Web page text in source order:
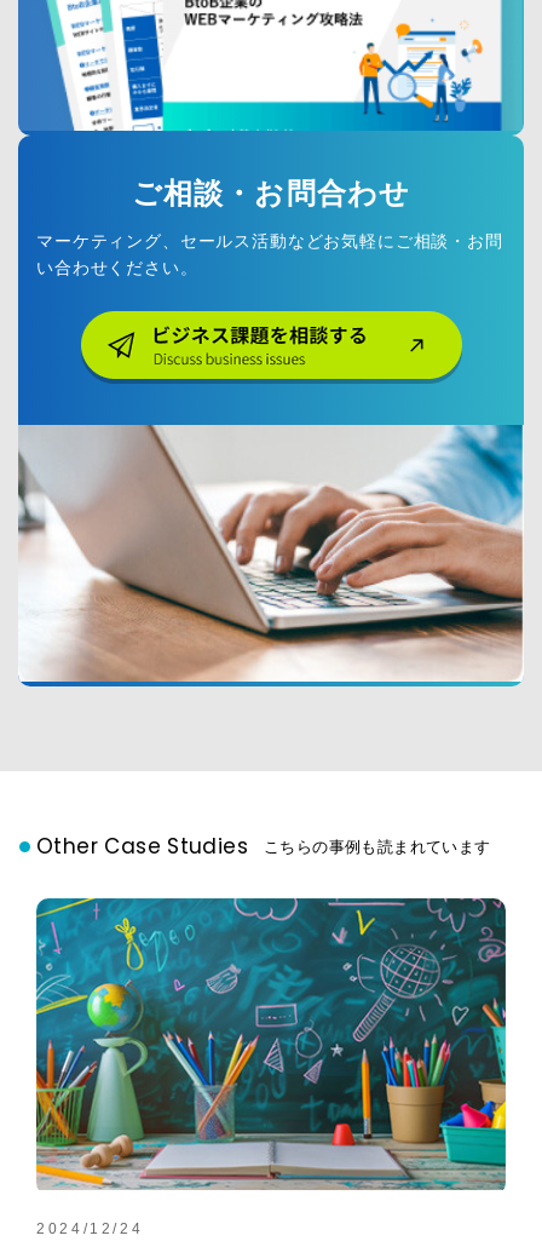
ご相談・お問合わせ
マーケティング、セールス活動などお気軽にご相談・お問
い合わせください。
Other Case Studies こちらの事例も読まれています
2024/12/24